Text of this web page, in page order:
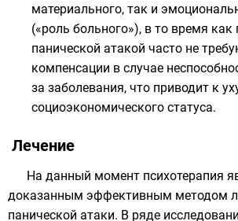
материального, так и
(«роль больного»), в то время как
панической атакой часто не
компенсации в случае
за заболевания, что приводит к
социоэкономического статуса.
Лечение
На данный момент психотерапия
доказанным эффективным методом
панической атаки. В ряде